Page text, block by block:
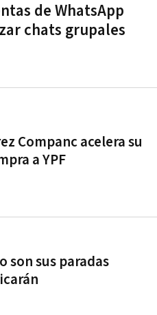
de WhatsApp
chats grupales
Companc acelera su
a YPF
son sus paradas